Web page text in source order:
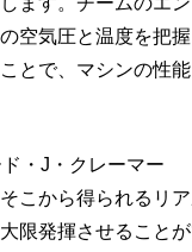
空気圧と温度を把
とで、マシンの性
・J・クレーマー
こから得られるリ
限発揮させること